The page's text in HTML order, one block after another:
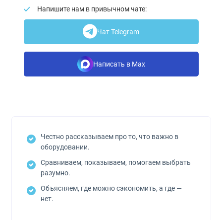
Напишите нам в привычном чате:
Чат Telegram
Написать в Max
Честно рассказываем про то, что важно в
оборудовании.
Сравниваем, показываем, помогаем выбрать
разумно.
Объясняем, где можно сэкономить, а где —
нет.